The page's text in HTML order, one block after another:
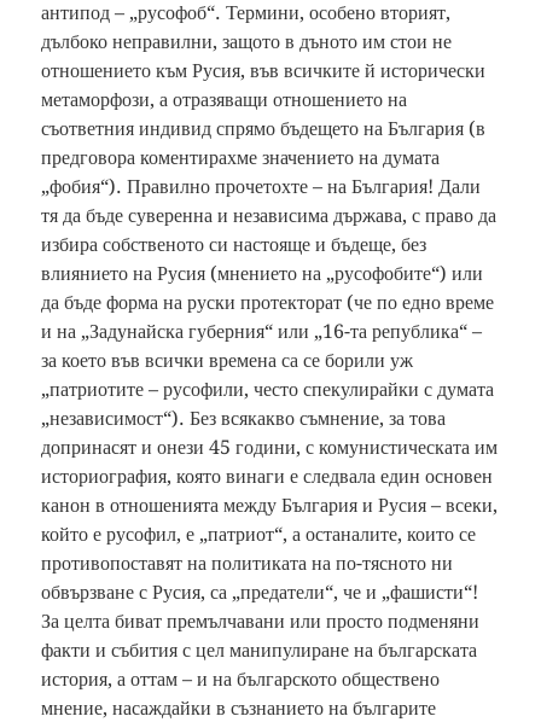
антипод – „русофоб“. Термини, особено вторият,
дълбоко неправилни, защото в дъното им стои не
отношението към Русия, във всичките й исторически
метаморфози, а отразяващи отношението на
съответния индивид спрямо бъдещето на България (в
предговора коментирахме значението на думата
„фобия“). Правилно прочетохте – на България! Дали
тя да бъде суверенна и независима държава, с право да
избира собственото си настояще и бъдеще, без
влиянието на Русия (мнението на „русофобите“) или
да бъде форма на руски протекторат (че по едно време
и на „Задунайска губерния“ или „16-та република“ –
за което във всички времена са се борили уж
„патриотите – русофили, често спекулирайки с думата
„независимост“). Без всякакво съмнение, за това
допринасят и онези 45 години, с комунистическата им
историография, която винаги е следвала един основен
канон в отношенията между България и Русия – всеки,
който е русофил, е „патриот“, а останалите, които се
противопоставят на политиката на по-тясното ни
обвързване с Русия, са „предатели“, че и „фашисти“!
За целта биват премълчавани или просто подменяни
факти и събития с цел манипулиране на българската
история, а оттам – и на българското обществено
мнение, насаждайки в съзнанието на българите